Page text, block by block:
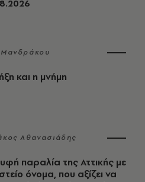
Μανδράκου
και η μνήμη
Αθανασιάδης
παραλία της Αττικής με
όνομα, που αξίζει να